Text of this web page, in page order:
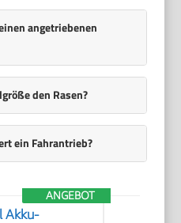
angetriebenen
den Rasen?
ein Fahrantrieb?
ANGEBOT
Akku-